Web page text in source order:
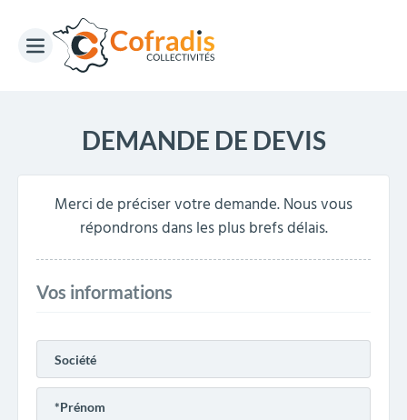
DEMANDE DE DEVIS
Merci de préciser votre demande. Nous vous
répondrons dans les plus brefs délais.
Vos informations